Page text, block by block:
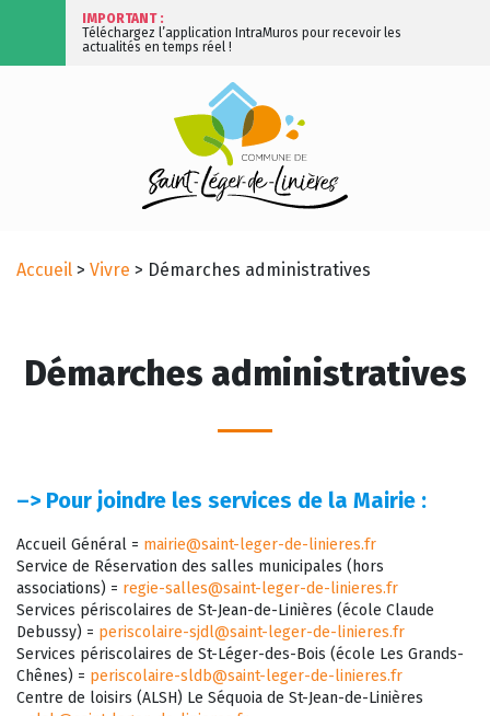
IMPORTANT :
Téléchargez l’application IntraMuros pour recevoir les
actualités en temps réel !
Accueil > Vivre > Démarches administratives
Démarches administratives
–> Pour joindre les services de la Mairie :
Accueil Général = mairie@saint-leger-de-linieres.fr
Service de Réservation des salles municipales (hors
associations) = regie-salles@saint-leger-de-linieres.fr
Services périscolaires de St-Jean-de-Linières (école Claude
Debussy) = periscolaire-sjdl@saint-leger-de-linieres.fr
Services périscolaires de St-Léger-des-Bois (école Les Grands-
Chênes) = periscolaire-sldb@saint-leger-de-linieres.fr
Centre de loisirs (ALSH) Le Séquoia de St-Jean-de-Linières